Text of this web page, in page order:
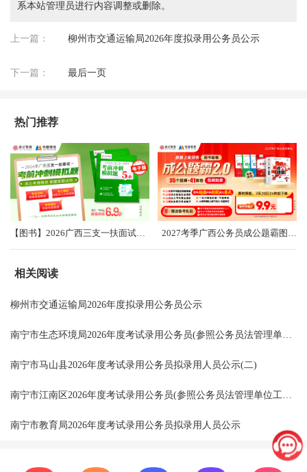
系本站管理员进行内容调整或删除。
上一篇： 柳州市交通运输局2026年度拟录用公务员公示
下一篇： 最后一页
热门推荐
【图书】2026广西三支一扶面试考前冲刺卷（共5套）
相关阅读
柳州市交通运输局2026年度拟录用公务员公示
南宁市生态环境局2026年度考试录用公务员(参照公务员法管理单位工作人员)拟录用人员公示
南宁市马山县2026年度考试录用公务员拟录用人员公示(二)
南宁市教育局2026年度考试录用公务员拟录用人员公示